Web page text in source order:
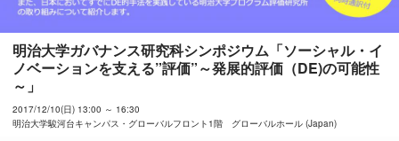
明治大学ガバナンス研究科シンポジウム「ソーシャル・イ
ノベーションを支える”評価”～発展的評価（DE)の可能性
～」
2017/12/10(日) 13:00 ～ 16:30
明治大学駿河台キャンパス・グローバルフロント1階 グローバルホール (Japan)